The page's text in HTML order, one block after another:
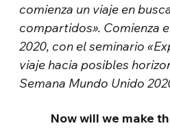
comienza un viaje en
compartidos». Comienza
2020, con el seminario
viaje hacia posibles
Semana Mundo Unido
Now will we make